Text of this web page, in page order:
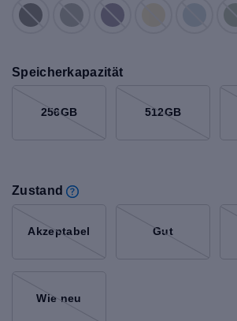
Speicherkapazität
256GB 512GB
Zustand
Akzeptabel Gut
Wie neu